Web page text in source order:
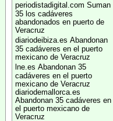
periodistadigital.com Suman
35 los cadáveres
abandonados en puerto de
Veracruz
diariodeibiza.es Abandonan
35 cadáveres en el puerto
mexicano de Veracruz
lne.es Abandonan 35
cadáveres en el puerto
mexicano de Veracruz
diariodemallorca.es
Abandonan 35 cadáveres en
el puerto mexicano de
Veracruz